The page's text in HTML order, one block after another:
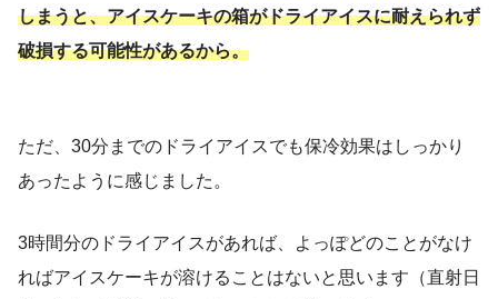
しまうと、アイスケーキの箱がドライアイスに耐えられず
破損する可能性があるから。
ただ、30分までのドライアイスでも保冷効果はしっかり
あったように感じました。
3時間分のドライアイスがあれば、よっぽどのことがなけ
ればアイスケーキが溶けることはないと思います（直射日